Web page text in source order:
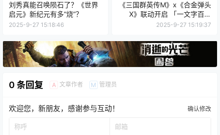
刘秀真能召唤陨石了？《世界
启元》新纪元有多“烧”？
2025-9-27 15:18:46
《三国群英传M》x《合金弹头
X》联动开启 「一文字百太
郎」化身副将前来助阵
2025-9-27 15:19:37
0 条回复 A 文章作者 M 管理员
欢迎您，新朋友，感谢参与互动！ 确认修改